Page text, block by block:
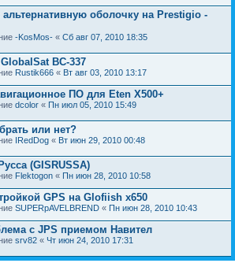
оболочку на Prestigio -
-KosMos- « Сб авг 07, 2010 18:35
BC-337
Rustik666 « Вт авг 03, 2010 13:17
ПО для Eten X500+
dcolor « Пн июл 05, 2010 15:49
или нет?
IRedDog « Вт июн 29, 2010 00:48
(GISRUSSA)
Flektogon « Пн июн 28, 2010 10:58
GPS на Glofiish x650
SUPERpAVELBREND « Пн июн 28, 2010 10:43
с JPS приемом Навител
srv82 « Чт июн 24, 2010 17:31